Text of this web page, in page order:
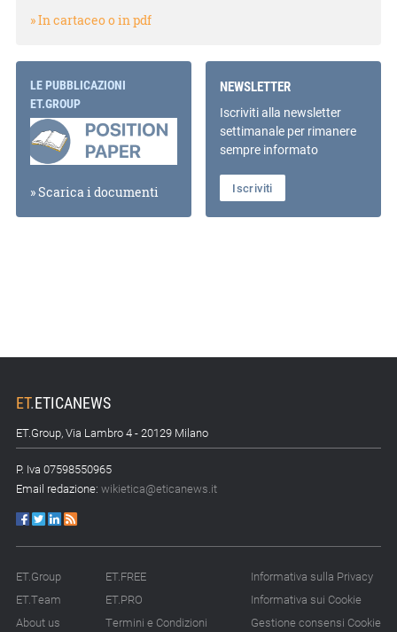
» In cartaceo o in pdf
LE PUBBLICAZIONI
ET.GROUP
» Scarica i documenti
NEWSLETTER
Iscriviti alla newsletter
settimanale per rimanere
sempre informato
Iscriviti
ET.ETICANEWS
ET.Group, Via Lambro 4 - 20129 Milano
P. Iva 07598550965
Email redazione: wikietica@eticanews.it
ET.Group
ET.Team
About us
ET.FREE
ET.PRO
Termini e Condizioni
Informativa sulla Privacy
Informativa sui Cookie
Gestione consensi Cookie